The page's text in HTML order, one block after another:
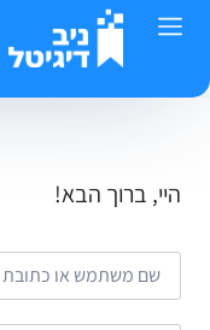
היי, ברוך הבא!